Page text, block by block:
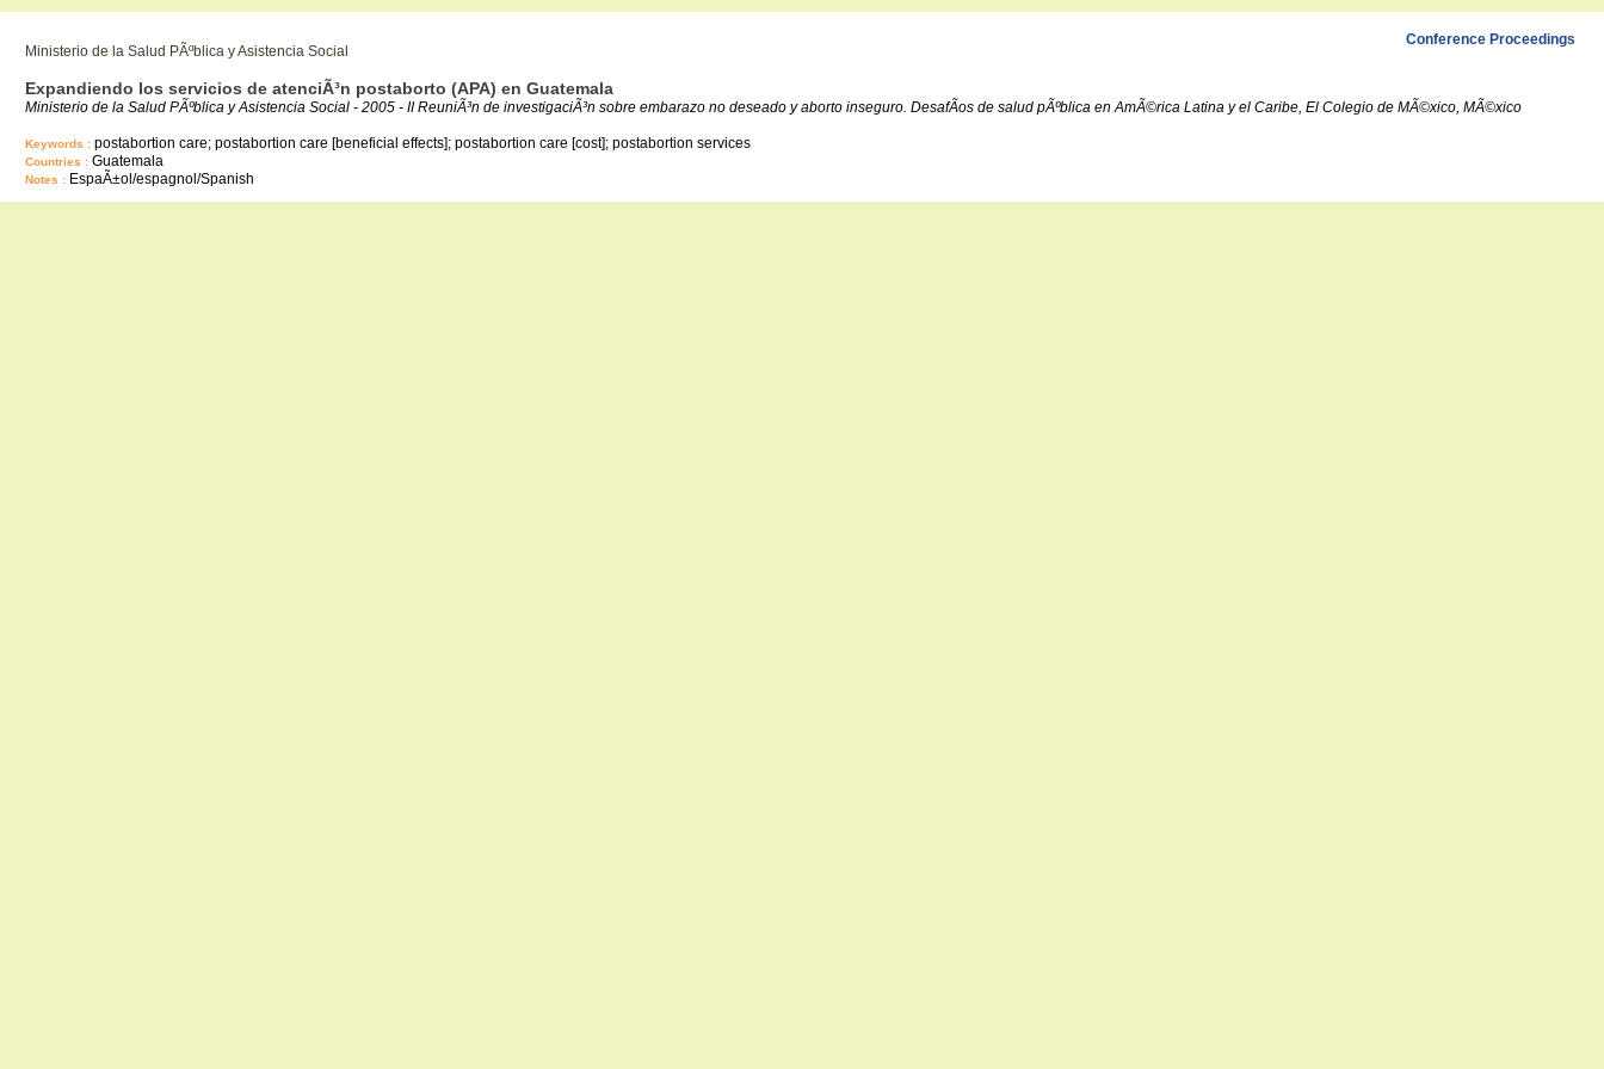
Conference Proceedings
Ministerio de la Salud PÃºblica y Asistencia Social
Expandiendo los servicios de atenciÃ³n postaborto (APA) en Guatemala
Ministerio de la Salud PÃºblica y Asistencia Social - 2005 - II ReuniÃ³n de investigaciÃ³n sobre embarazo no deseado y aborto inseguro. DesafÃ­os de salud pÃºblica en AmÃ©rica Latina y el Caribe, El Colegio de MÃ©xico, MÃ©xico
Keywords : postabortion care; postabortion care [beneficial effects]; postabortion care [cost]; postabortion services
Countries : Guatemala
Notes : EspaÃ±ol/espagnol/Spanish